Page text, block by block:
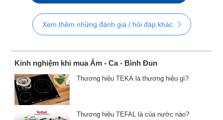
Xem thêm những đánh giá / hỏi đáp khác
Kinh nghiệm khi mua Ấm - Ca - Bình Đun
Thương hiệu TEKA là thương hiệu gì?
Thương hiệu TEFAL là của nước nào?